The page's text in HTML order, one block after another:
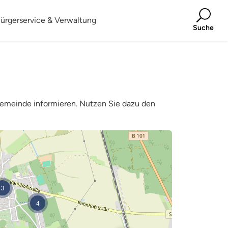
& Verwaltung
Suche
informieren. Nutzen Sie dazu den
3
4